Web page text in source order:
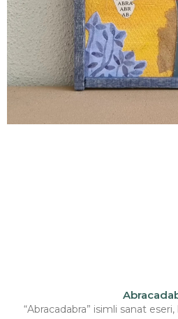
“Abracadabra” isimli sanat